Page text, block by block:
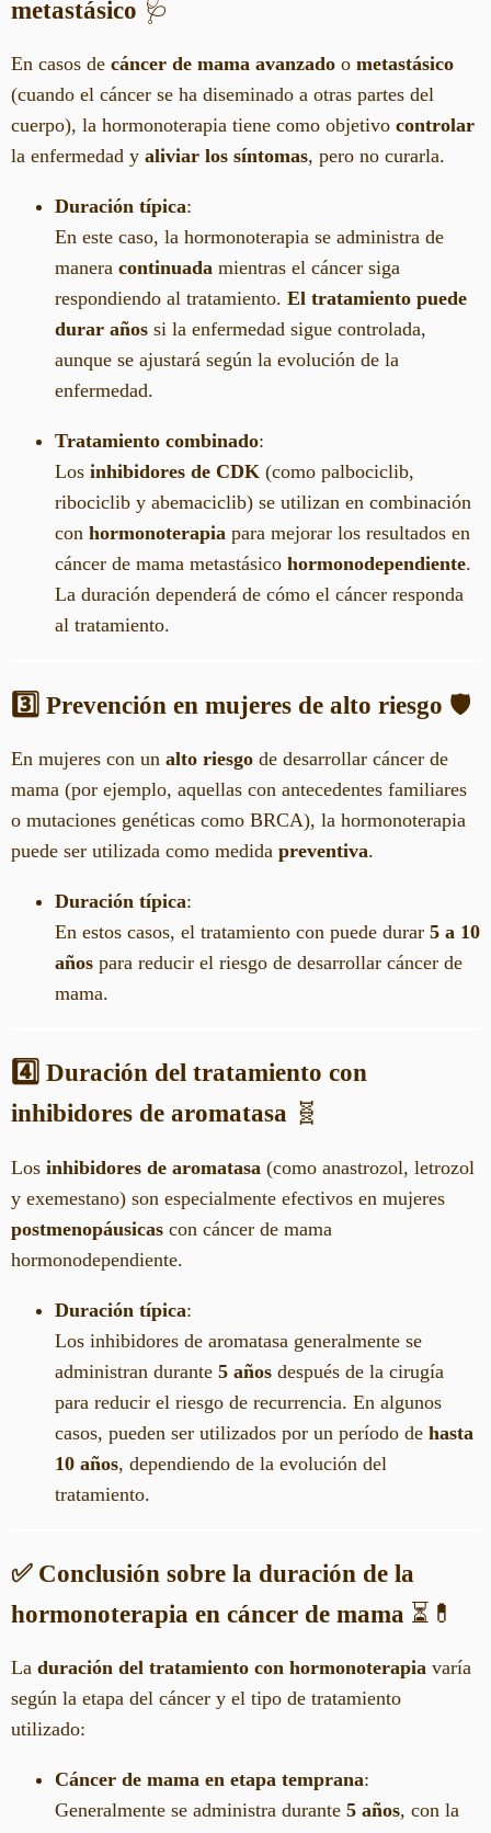
metastásico 🩺
En casos de cáncer de mama avanzado o metastásico
(cuando el cáncer se ha diseminado a otras partes del
cuerpo), la hormonoterapia tiene como objetivo controlar
la enfermedad y aliviar los síntomas, pero no curarla.
Duración típica:
En este caso, la hormonoterapia se administra de
manera continuada mientras el cáncer siga
respondiendo al tratamiento. El tratamiento puede
durar años si la enfermedad sigue controlada,
aunque se ajustará según la evolución de la
enfermedad.
Tratamiento combinado:
Los inhibidores de CDK (como palbociclib,
ribociclib y abemaciclib) se utilizan en combinación
con hormonoterapia para mejorar los resultados en
cáncer de mama metastásico hormonodependiente.
La duración dependerá de cómo el cáncer responda
al tratamiento.
3️⃣ Prevención en mujeres de alto riesgo 🛡️
En mujeres con un alto riesgo de desarrollar cáncer de
mama (por ejemplo, aquellas con antecedentes familiares
o mutaciones genéticas como BRCA), la hormonoterapia
puede ser utilizada como medida preventiva.
Duración típica:
En estos casos, el tratamiento con puede durar 5 a 10
años para reducir el riesgo de desarrollar cáncer de
mama.
4️⃣ Duración del tratamiento con
inhibidores de aromatasa 🧬
Los inhibidores de aromatasa (como anastrozol, letrozol
y exemestano) son especialmente efectivos en mujeres
postmenopáusicas con cáncer de mama
hormonodependiente.
Duración típica:
Los inhibidores de aromatasa generalmente se
administran durante 5 años después de la cirugía
para reducir el riesgo de recurrencia. En algunos
casos, pueden ser utilizados por un período de hasta
10 años, dependiendo de la evolución del
tratamiento.
✅ Conclusión sobre la duración de la
hormonoterapia en cáncer de mama ⏳💊
La duración del tratamiento con hormonoterapia varía
según la etapa del cáncer y el tipo de tratamiento
utilizado:
Cáncer de mama en etapa temprana:
Generalmente se administra durante 5 años, con la